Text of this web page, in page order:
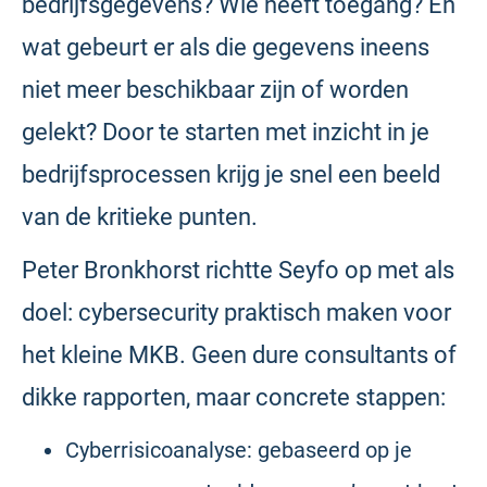
wat gebeurt er als die gegevens ineens
niet meer beschikbaar zijn of worden
gelekt? Door te starten met inzicht in je
bedrijfsprocessen krijg je snel een beeld
van de kritieke punten.
Peter Bronkhorst richtte Seyfo op met als
doel: cybersecurity praktisch maken voor
het kleine MKB. Geen dure consultants of
dikke rapporten, maar concrete stappen:
Cyberrisicoanalyse: gebaseerd op je